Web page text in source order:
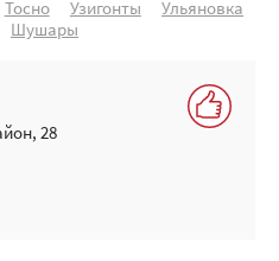
Тосно Узигонты
Ульяновка
Шушары
28